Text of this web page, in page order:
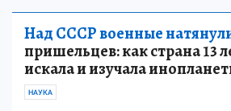
Над СССР военные
пришельцев: как страна 13
искала и изучала
НАУКА